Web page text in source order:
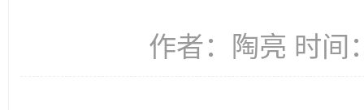
作者：陶亮 时间